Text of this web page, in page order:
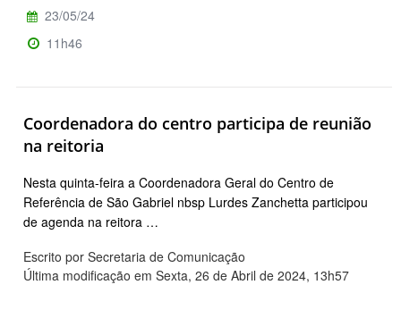
23/05/24
11h46
Coordenadora do centro participa de reunião
na reitoria
Nesta quinta-feira a Coordenadora Geral do Centro de
Referência de São Gabriel nbsp Lurdes Zanchetta participou
de agenda na reitora …
Escrito por Secretaria de Comunicação
Última modificação em Sexta, 26 de Abril de 2024, 13h57